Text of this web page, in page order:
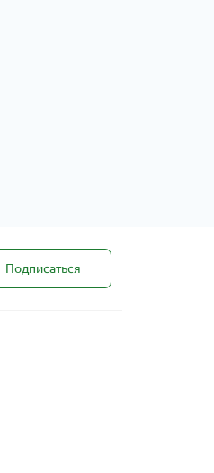
Подписаться